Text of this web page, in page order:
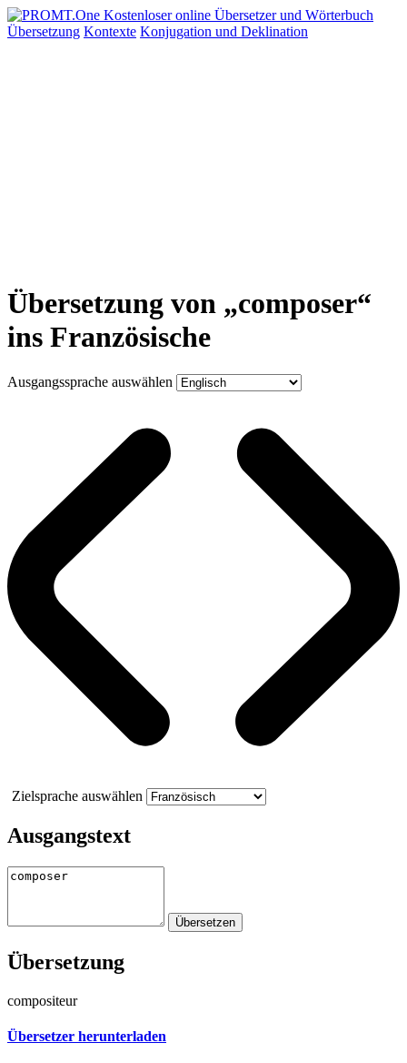
Übersetzung Kontexte Konjugation und Deklination
Übersetzung von „composer“
ins Französische
Ausgangssprache auswählen
Zielsprache auswählen
Ausgangstext
Übersetzung
compositeur
Übersetzer herunterladen